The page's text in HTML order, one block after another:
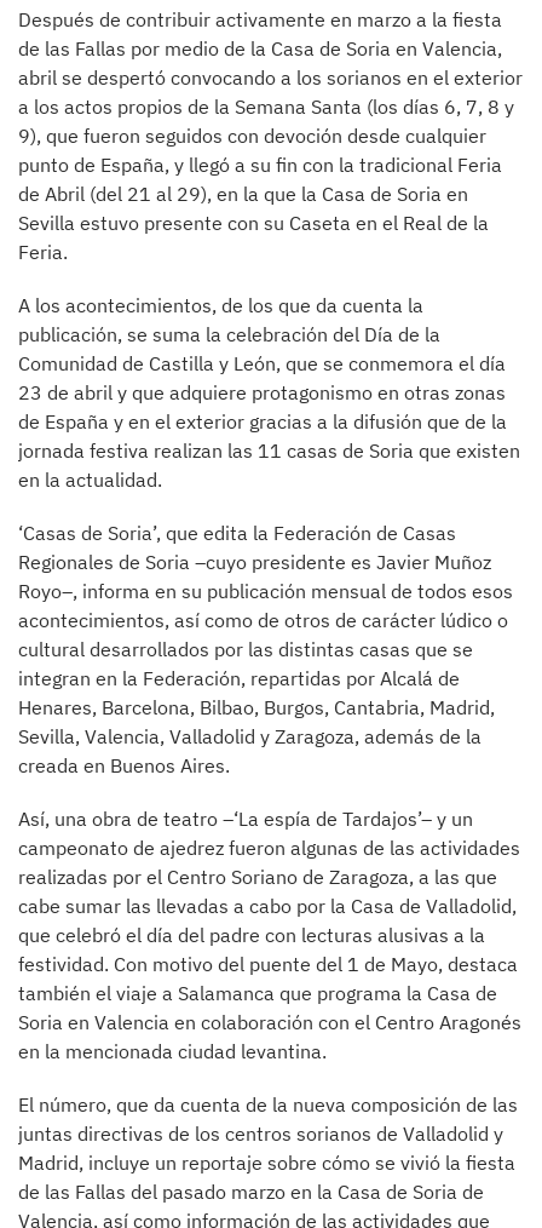
Después de contribuir activamente en marzo a la fiesta
de las Fallas por medio de la Casa de Soria en Valencia,
abril se despertó convocando a los sorianos en el exterior
a los actos propios de la Semana Santa (los días 6, 7, 8 y
9), que fueron seguidos con devoción desde cualquier
punto de España, y llegó a su fin con la tradicional Feria
de Abril (del 21 al 29), en la que la Casa de Soria en
Sevilla estuvo presente con su Caseta en el Real de la
Feria.
A los acontecimientos, de los que da cuenta la
publicación, se suma la celebración del Día de la
Comunidad de Castilla y León, que se conmemora el día
23 de abril y que adquiere protagonismo en otras zonas
de España y en el exterior gracias a la difusión que de la
jornada festiva realizan las 11 casas de Soria que existen
en la actualidad.
‘Casas de Soria’, que edita la Federación de Casas
Regionales de Soria –cuyo presidente es Javier Muñoz
Royo–, informa en su publicación mensual de todos esos
acontecimientos, así como de otros de carácter lúdico o
cultural desarrollados por las distintas casas que se
integran en la Federación, repartidas por Alcalá de
Henares, Barcelona, Bilbao, Burgos, Cantabria, Madrid,
Sevilla, Valencia, Valladolid y Zaragoza, además de la
creada en Buenos Aires.
Así, una obra de teatro –‘La espía de Tardajos’– y un
campeonato de ajedrez fueron algunas de las actividades
realizadas por el Centro Soriano de Zaragoza, a las que
cabe sumar las llevadas a cabo por la Casa de Valladolid,
que celebró el día del padre con lecturas alusivas a la
festividad. Con motivo del puente del 1 de Mayo, destaca
también el viaje a Salamanca que programa la Casa de
Soria en Valencia en colaboración con el Centro Aragonés
en la mencionada ciudad levantina.
El número, que da cuenta de la nueva composición de las
juntas directivas de los centros sorianos de Valladolid y
Madrid, incluye un reportaje sobre cómo se vivió la fiesta
de las Fallas del pasado marzo en la Casa de Soria de
Valencia, así como información de las actividades que